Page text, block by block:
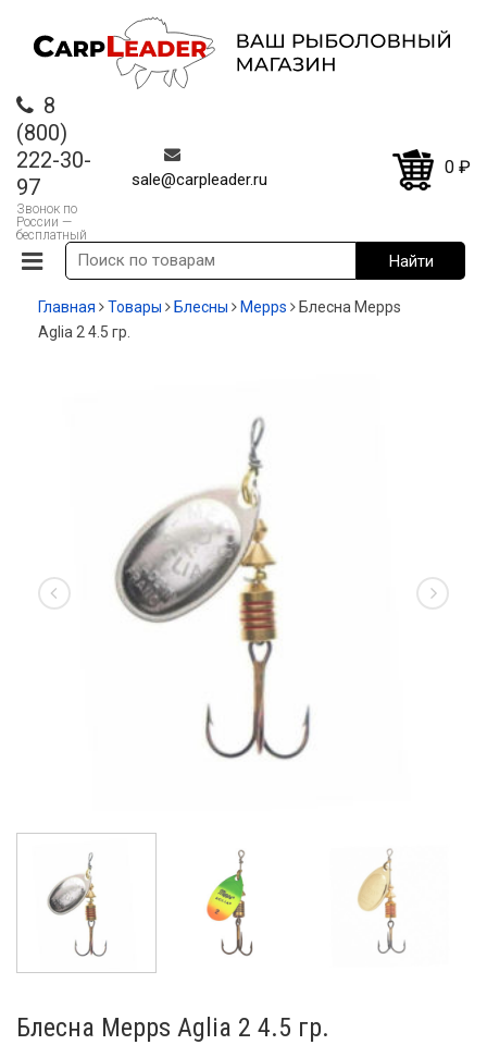
8
(800)
222-30-
97
Звонок по
России —
бесплатный
sale@carpleader.ru
0 ₽
Главная Товары Блесны Mepps
Блесна Mepps
Aglia 2 4.5 гр.
Блесна Mepps Aglia 2 4.5 гр.